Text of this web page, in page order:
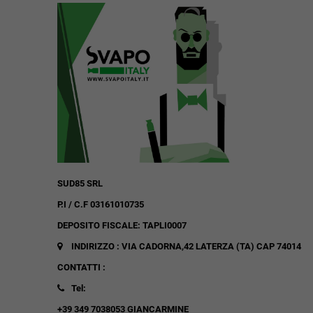
SUD85 SRL
P.I / C.F 03161010735
DEPOSITO FISCALE: TAPLI0007
INDIRIZZO : VIA CADORNA,42 LATERZA (TA) CAP 74014
CONTATTI :
Tel:
+39 349 7038053 GIANCARMINE